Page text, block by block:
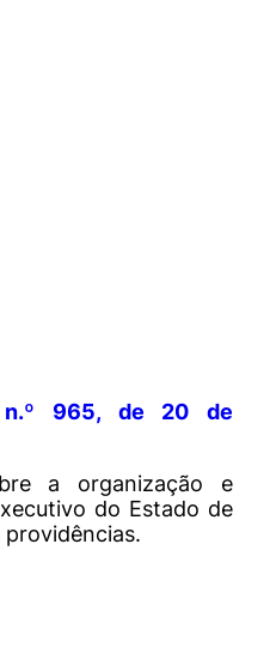
n.º 965, de 20 de
a organização e
do Estado de